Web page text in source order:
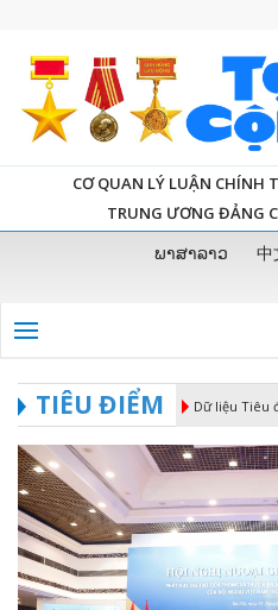
CƠ QUAN LÝ LUẬN CHÍNH
TRUNG ƯƠNG ĐẢNG
ພາສາລາວ 中
TIÊU ĐIỂM Dữ liệu Tiêu